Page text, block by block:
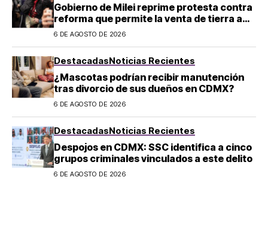
Gobierno de Milei reprime protesta contra
reforma que permite la venta de tierra a
extranjeros en Argentina
6 DE AGOSTO DE 2026
DestacadasNoticias Recientes
¿Mascotas podrían recibir manutención
tras divorcio de sus dueños en CDMX?
6 DE AGOSTO DE 2026
DestacadasNoticias Recientes
Despojos en CDMX: SSC identifica a cinco
grupos criminales vinculados a este delito
6 DE AGOSTO DE 2026